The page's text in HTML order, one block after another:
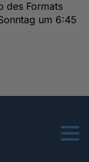
des Formats
um 6:45
Menu